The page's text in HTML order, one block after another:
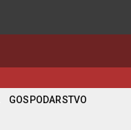
GOSPODARSTVO